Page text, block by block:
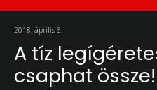
2018. április 6.
A tíz
csaphat össze!